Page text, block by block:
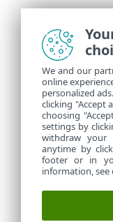
We and our
online
personalized
clicking "Accept
choosing
settings by
withdraw your
anytime by
footer or in
information, see